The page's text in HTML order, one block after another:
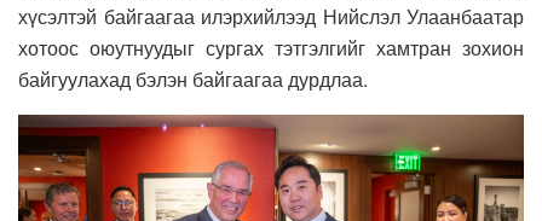
хүсэлтэй байгаагаа илэрхийлээд Нийслэл Улаанбаатар
хотоос оюутнуудыг сургах тэтгэлгийг хамтран зохион
байгуулахад бэлэн байгаагаа дурдлаа.